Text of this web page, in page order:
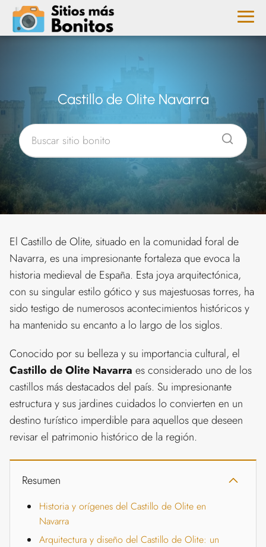
Castillo de Olite Navarra
El Castillo de Olite, situado en la comunidad foral de
Navarra, es una impresionante fortaleza que evoca la
historia medieval de España. Esta joya arquitectónica,
con su singular estilo gótico y sus majestuosas torres, ha
sido testigo de numerosos acontecimientos históricos y
ha mantenido su encanto a lo largo de los siglos.
Conocido por su belleza y su importancia cultural, el
Castillo de Olite Navarra es considerado uno de los
castillos más destacados del país. Su impresionante
estructura y sus jardines cuidados lo convierten en un
destino turístico imperdible para aquellos que deseen
revisar el patrimonio histórico de la región.
Resumen
Historia y orígenes del Castillo de Olite en
Navarra
Arquitectura y diseño del Castillo de Olite: un